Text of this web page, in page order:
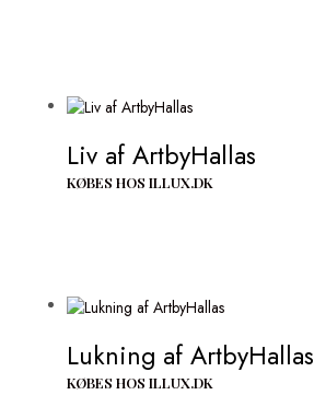
Liv af ArtbyHallas
KØBES HOS ILLUX.DK
Lukning af ArtbyHallas
KØBES HOS ILLUX.DK